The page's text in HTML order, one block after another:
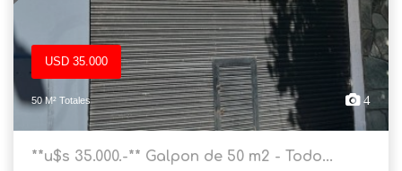
USD 35.000
50 M² Totales 4
**u$s 35.000.-** Galpon de 50 m2 - Todo...